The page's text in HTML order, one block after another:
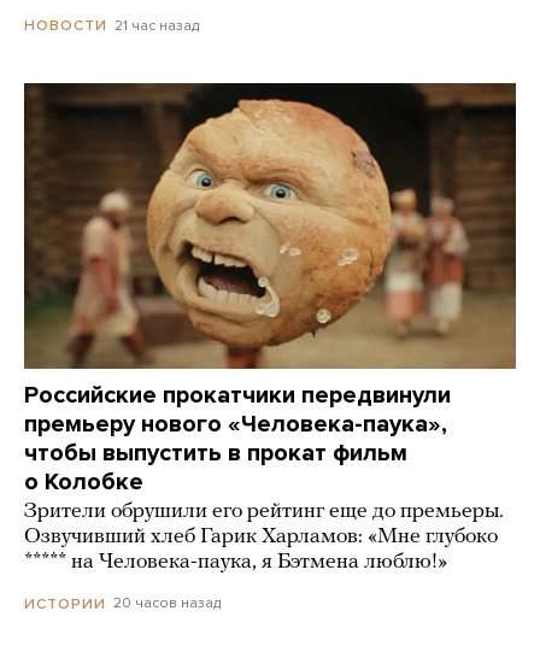
НОВОСТИ 21 час назад
Российские прокатчики передвинули
премьеру нового «Человека-паука»,
чтобы выпустить в прокат фильм
о Колобке
Зрители обрушили его рейтинг еще до премьеры.
Озвучивший хлеб Гарик Харламов: «Мне глубоко
***** на Человека-паука, я Бэтмена люблю!»
ИСТОРИИ 20 часов назад